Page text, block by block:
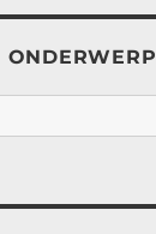
ONDERWERP